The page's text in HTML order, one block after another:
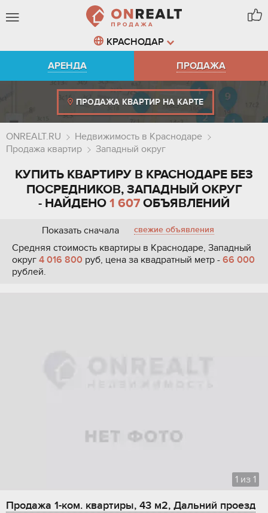
КРАСНОДАР
АРЕНДА
ПРОДАЖА
ПРОДАЖА КВАРТИР НА КАРТЕ
ONREALT.RU
Недвижимость в Краснодаре
Продажа квартир
Западный округ
КУПИТЬ КВАРТИРУ В КРАСНОДАРЕ БЕЗ
ПОСРЕДНИКОВ, ЗАПАДНЫЙ ОКРУГ
- НАЙДЕНО 1 607 ОБЪЯВЛЕНИЙ
Показать сначала свежие объявления
Средняя стоимость квартиры в Краснодаре, Западный
округ 4 016 800 руб, цена за квадратный метр - 66 000
рублей.
1 из 1
Продажа 1-ком. квартиры, 43 м2, Дальний проезд